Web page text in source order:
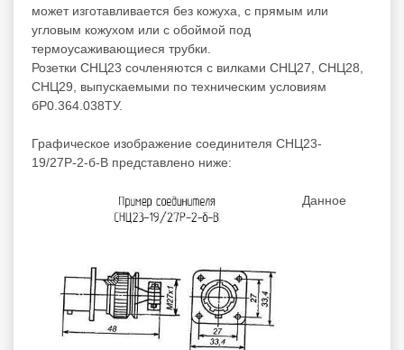
может изготавливается без кожуха, с прямым или
угловым кожухом или с обоймой под
термоусаживающиеся трубки.
Розетки СНЦ23 сочленяются с вилками СНЦ27, СНЦ28,
СНЦ29, выпускаемыми по техническим условиям
бР0.364.038ТУ.
Графическое изображение соединителя СНЦ23-
19/27Р-2-б-В представлено ниже:
Данное